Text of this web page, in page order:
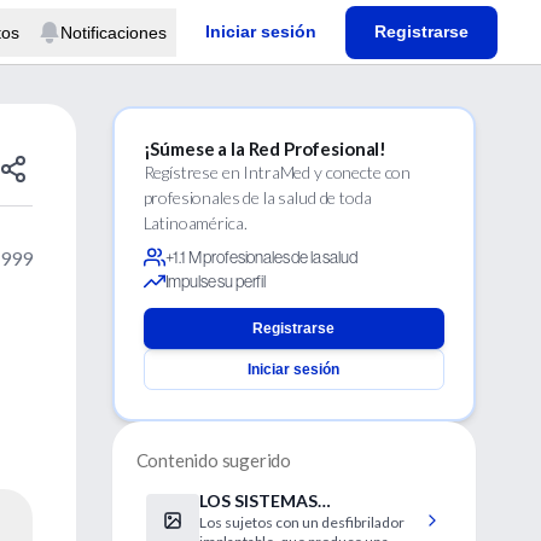
Notificaciones Iniciar sesión Registrarse
¡Súmese a la Red Profesional!
Regístrese en IntraMed y conecte con
profesionales de la salud de toda
Latinoamérica.
+1.1 M profesionales de la salud
Impulse su perfil
Registrarse
Iniciar sesión
Contenido sugerido
LOS SISTEMAS
ANTIROBOS Y LOS
Los sujetos con un desfibrilador